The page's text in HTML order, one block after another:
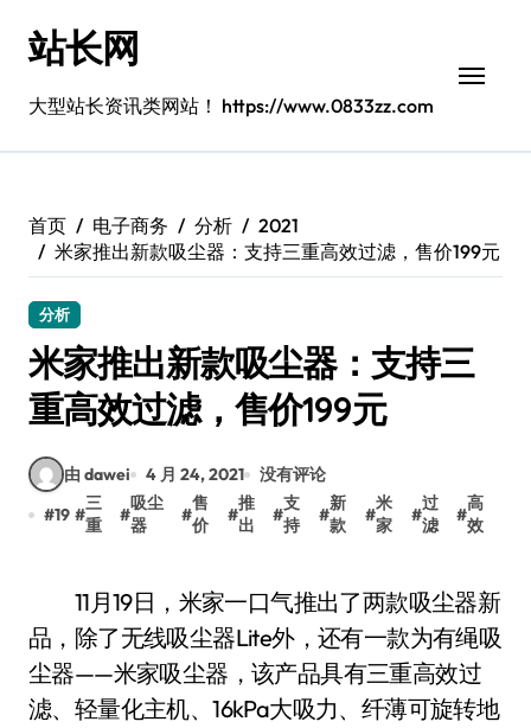
站长网
大型站长资讯类网站！ https://www.0833zz.com
首页 电子商务 分析
2021
米家推出新款吸尘器：支持三重高效过滤，售价199元
分析
米家推出新款吸尘器：支持三
重高效过滤，售价199元
由 dawei 4 月 24, 2021
没有评论
#19 #
三
重
#
吸尘
器
#
售
价
#
推
出
#
支
持
#
新
款
#
米
家
#
过
滤
#
高
效
11月19日，米家一口气推出了两款吸尘器新
品，除了无线吸尘器Lite外，还有一款为有绳吸
尘器——米家吸尘器，该产品具有三重高效过
滤、轻量化主机、16kPa大吸力、纤薄可旋转地